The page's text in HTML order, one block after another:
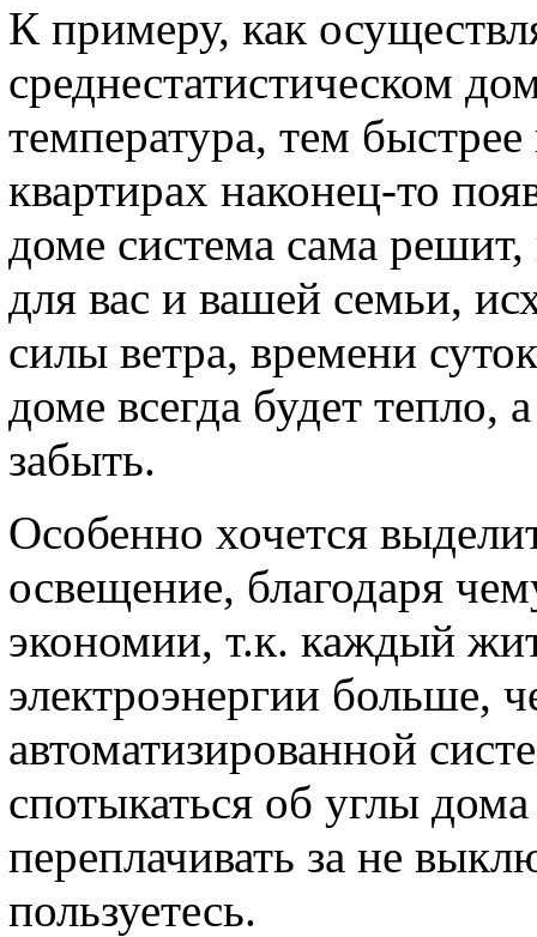
К примеру, как
среднестатистическом
температура, тем
квартирах наконец-то
доме система сама
для вас и вашей семьи,
силы ветра, времени
доме всегда будет тепло,
забыть.
Особенно хочется
освещение, благодаря
экономии, т.к. каждый
электроэнергии больше,
автоматизированной
спотыкаться об углы
переплачивать за не
пользуетесь.